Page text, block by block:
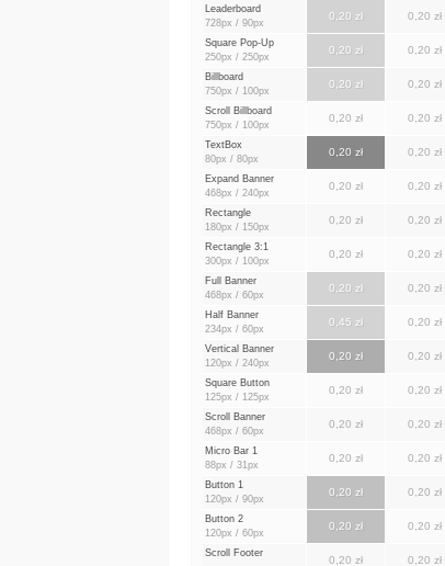
Leaderboard
728px / 90px
0,20 zł 0,20 zł
Square Pop-Up
250px / 250px
0,20 zł 0,20 zł
Billboard
750px / 100px
0,20 zł 0,20 zł
Scroll Billboard
750px / 100px
0,20 zł 0,20 zł
TextBox
80px / 80px
0,20 zł 0,20 zł
Expand Banner
468px / 240px
0,20 zł 0,20 zł
Rectangle
180px / 150px
0,20 zł 0,20 zł
Rectangle 3:1
300px / 100px
0,20 zł 0,20 zł
Full Banner
468px / 60px
0,20 zł 0,20 zł
Half Banner
234px / 60px
0,45 zł 0,20 zł
Vertical Banner
120px / 240px
0,20 zł 0,20 zł
Square Button
125px / 125px
0,20 zł 0,20 zł
Scroll Banner
468px / 60px
0,20 zł 0,20 zł
Micro Bar 1
88px / 31px
0,20 zł 0,20 zł
Button 1
120px / 90px
0,20 zł 0,20 zł
Button 2
120px / 60px
0,20 zł 0,20 zł
Scroll Footer
0,20 zł 0,20 zł